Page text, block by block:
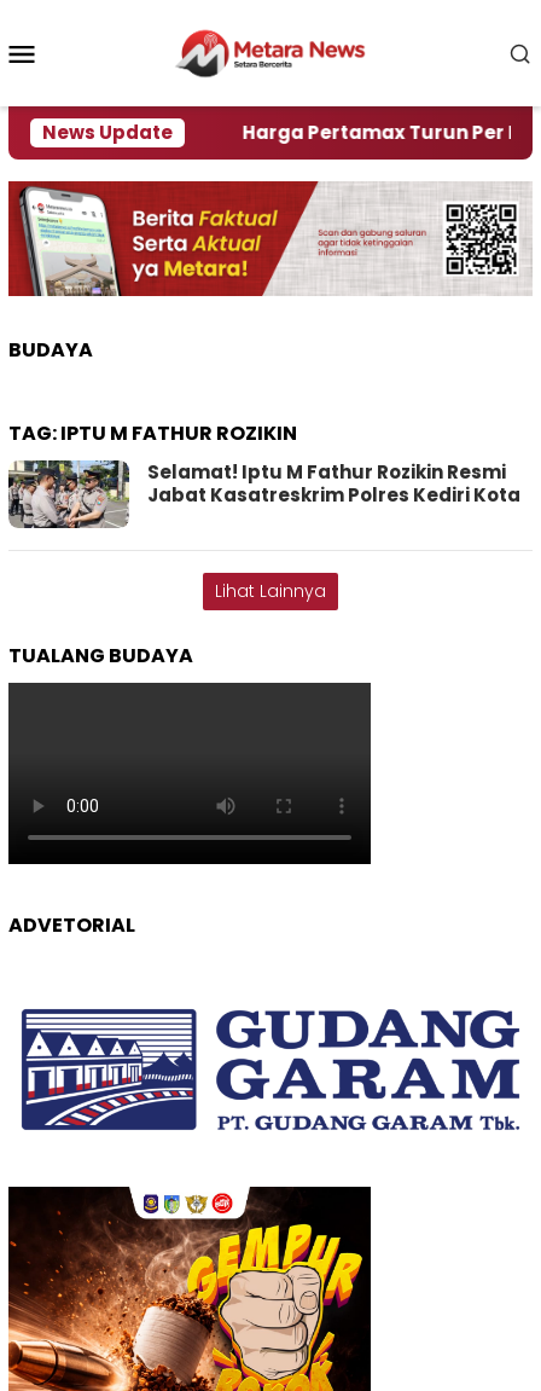
konten
News Update
Krisi Air Harga Pertamax Turun Per Hari Ini,
BUDAYA
TAG:IPTU M FATHUR ROZIKIN
Selamat! Iptu M Fathur Rozikin Resmi
Jabat Kasatreskrim Polres Kediri Kota
Lihat Lainnya
TUALANG BUDAYA
ADVETORIAL